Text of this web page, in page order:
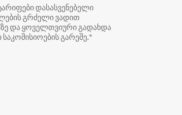
დასასვენებელი
გრძელი ვადით
და ყოველთვიური გადახდა
გარეშე.*